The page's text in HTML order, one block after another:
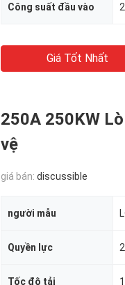
Công suất đầu vào
Giá Tốt Nhất
250A 250KW
vệ
giá bán: discussible
người mẫu
Quyền lực
Tốc độ tải